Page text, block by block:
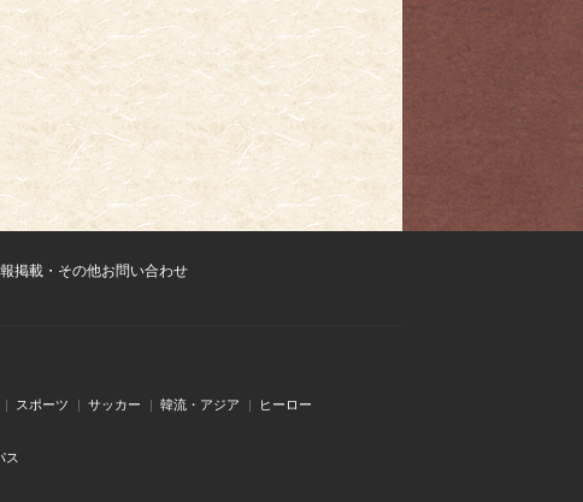
掲載・その他お問い合わせ
スポーツ サッカー 韓流・アジア ヒーロー
ス